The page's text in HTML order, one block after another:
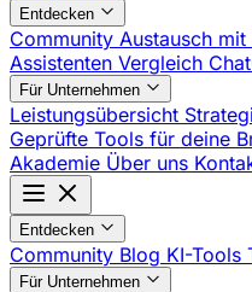
Entdecken
Community Austausch
Assistenten Vergleich
Für Unternehmen
Leistungsübersicht
Geprüfte Tools für deine
Akademie Über uns
Entdecken
Community Blog KI-Tools
Für Unternehmen